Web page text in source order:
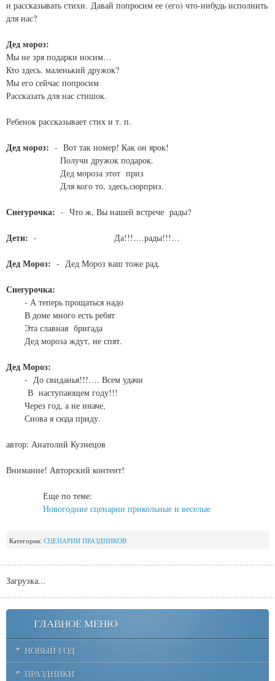
и рассказывать стихи. Давай попросим ее (его) что-нибудь исполнить
для нас?
Дед мороз:
Мы не зря подарки носим…
Кто здесь. маленький дружок?
Мы его сейчас попросим
Рассказать для нас стишок.
Ребенок рассказывает стих и т. п.
Дед мороз: - Вот так номер! Как он ярок!
Получи дружок подарок.
Дед мороза этот приз
Для кого то, здесь,сюрприз.
Снегурочка: - Что ж, Вы нашей встрече рады?
Дети: - Да!!!….рады!!!…
Дед Мороз: - Дед Мороз ваш тоже рад.
Снегурочка:
- А теперь прощаться надо
В доме много есть ребят
Эта славная бригада
Дед мороза ждут, не спят.
Дед Мороз:
- До свиданья!!!…. Всем удачи
В наступающем году!!!
Через год, а не иначе,
Снова я сюда приду.
автор: Анатолий Кузнецов
Внимание! Авторский контент!
Еще по теме:
Новогодние сценарии прикольные и веселые
Категория: СЦЕНАРИИ ПРАЗДНИКОВ
Загрузка...
ГЛАВНОЕ МЕНЮ
НОВЫЙ ГОД
ПРАЗДНИКИ